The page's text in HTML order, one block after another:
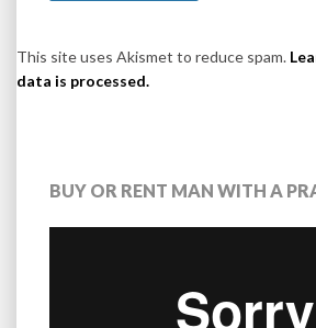
This site uses Akismet to reduce spam.
data is processed.
BUY OR RENT MAN WITH A